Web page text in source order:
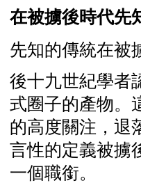
在被擄後時代先
先知的傳統在被
後十九世紀學者
式圈子的產物。
的高度關注，退
言性的定義被擄
一個職銜。